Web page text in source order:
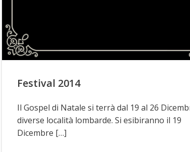
Festival 2014
Il Gospel di Natale si terrà dal 19 al 26
diverse località lombarde. Si esibiranno il 19
Dicembre […]